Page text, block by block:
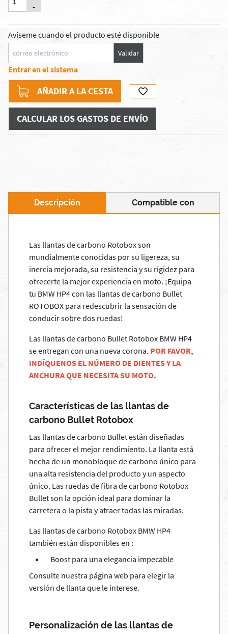
-
Avíseme cuando el producto esté disponible
Validar
Entrar en el sistema
AÑADIR A LA CESTA
CALCULAR LOS GASTOS DE ENVÍO
Descripción Compatible con
Las llantas de carbono Rotobox son
mundialmente conocidas por su ligereza, su
inercia mejorada, su resistencia y su rigidez para
ofrecerte la mejor experiencia en moto. ¡Equipa
tu BMW HP4 con las llantas de carbono Bullet
ROTOBOX para redescubrir la sensación de
conducir sobre dos ruedas!
Las llantas de carbono Bullet Rotobox BMW HP4
se entregan con una nueva corona. POR FAVOR,
INDÍQUENOS EL NÚMERO DE DIENTES Y LA
ANCHURA QUE NECESITA SU MOTO.
Características de las llantas de
carbono Bullet Rotobox
Las llantas de carbono Bullet están diseñadas
para ofrecer el mejor rendimiento. La llanta está
hecha de un monobloque de carbono único para
una alta resistencia del producto y un aspecto
único. Las ruedas de fibra de carbono Rotobox
Bullet son la opción ideal para dominar la
carretera o la pista y atraer todas las miradas.
Las llantas de carbono Rotobox BMW HP4
también están disponibles en :
Boost para una elegancia impecable
Consulte nuestra página web para elegir la
versión de llanta que le interese.
Personalización de las llantas de